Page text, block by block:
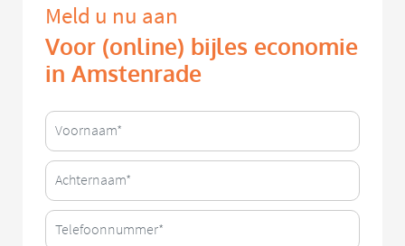
Meld u nu aan
Voor (online) bijles economie
in Amstenrade